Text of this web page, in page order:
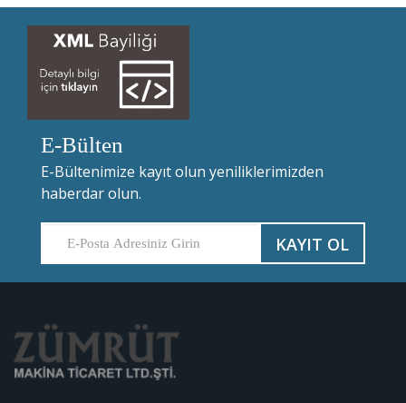
E-Bülten
E-Bültenimize kayıt olun yeniliklerimizden
haberdar olun.
KAYIT OL